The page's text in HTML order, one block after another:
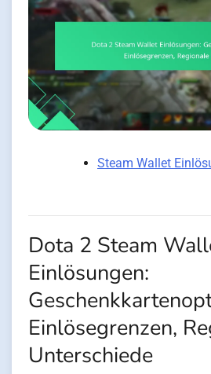
Steam Wallet
Dota 2 Steam
Einlösungen:
Einlösegrenzen,
Unterschiede